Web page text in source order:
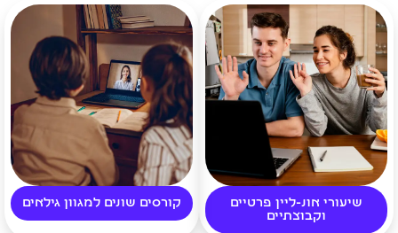
שיעורי אונ-ליין פרטיים
וקבוצתיים
קורסים שונים למגוון גילאים